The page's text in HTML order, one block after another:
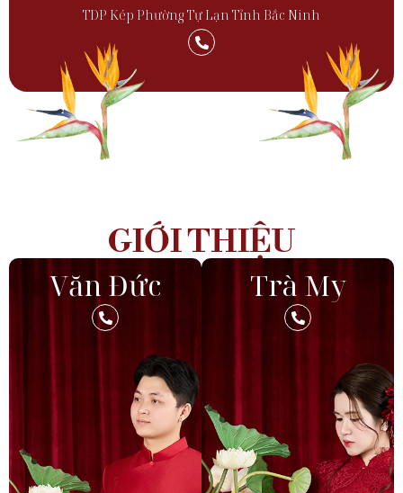
TDP Kép Phường Tự Lạn Tỉnh Bắc Ninh
GIỚI THIỆU
Văn Đức Trà My